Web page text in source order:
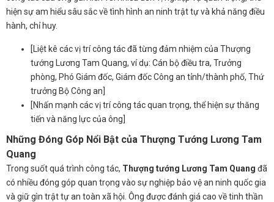
hiện sự am hiểu sâu sắc về tình hình an ninh trật tự và khả năng điều
hành, chỉ huy.
[Liệt kê các vị trí công tác đã từng đảm nhiệm của Thượng
tướng Lương Tam Quang, ví dụ: Cán bộ điều tra, Trưởng
phòng, Phó Giám đốc, Giám đốc Công an tỉnh/thành phố, Thứ
trưởng Bộ Công an]
[Nhấn mạnh các vị trí công tác quan trọng, thể hiện sự thăng
tiến và năng lực của ông]
Những Đóng Góp Nổi Bật của Thượng Tướng Lương Tam
Quang
Trong suốt quá trình công tác, Thượng tướng Lương Tam Quang đã
có nhiều đóng góp quan trọng vào sự nghiệp bảo vệ an ninh quốc gia
và giữ gìn trật tự an toàn xã hội. Ông được đánh giá cao về tinh thần